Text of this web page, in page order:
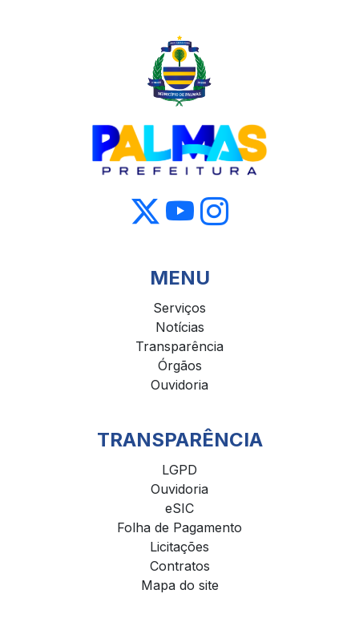
MENU
Serviços
Notícias
Transparência
Órgãos
Ouvidoria
TRANSPARÊNCIA
LGPD
Ouvidoria
eSIC
Folha de Pagamento
Licitações
Contratos
Mapa do site